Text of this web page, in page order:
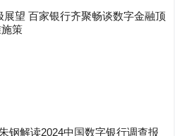
展望 百家银行齐聚畅谈数字金融顶
策
钢解读2024中国数字银行调查报